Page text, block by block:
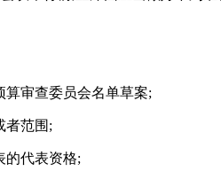
算审查委员会名单草案;
者范围;
的代表资格;